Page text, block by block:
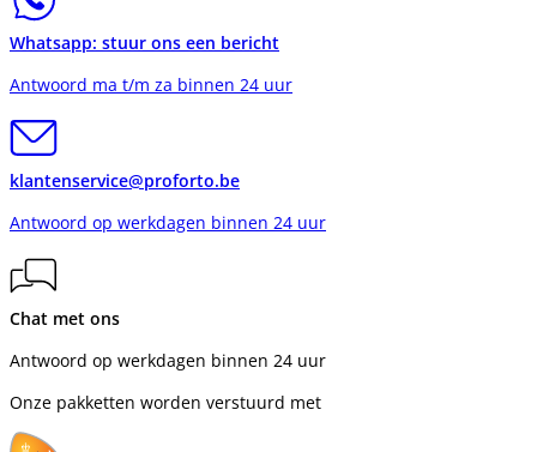
Whatsapp: stuur ons een bericht
Antwoord ma t/m za binnen 24 uur
klantenservice@proforto.be
Antwoord op werkdagen binnen 24 uur
Chat met ons
Antwoord op werkdagen binnen 24 uur
Onze pakketten worden verstuurd met